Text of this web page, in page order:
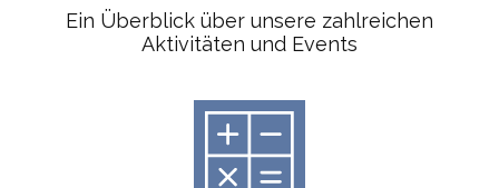
Ein Überblick über unsere zahlreichen
Aktivitäten und Events